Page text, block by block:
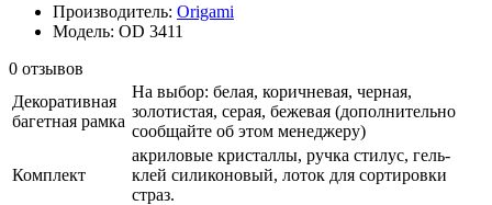
Производитель: Origami
Модель: OD 3411
0 отзывов
Декоративная
багетная рамка
На выбор: белая, коричневая, черная,
золотистая, серая, бежевая (дополнительно
сообщайте об этом менеджеру)
Комплект
акриловые кристаллы, ручка стилус, гель-
клей силиконовый, лоток для сортировки
страз.